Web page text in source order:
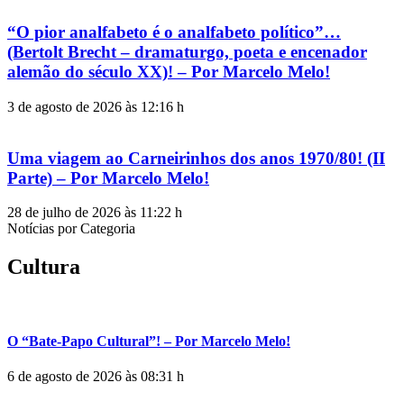
“O pior analfabeto é o analfabeto político”…
(Bertolt Brecht – dramaturgo, poeta e encenador
alemão do século XX)! – Por Marcelo Melo!
3 de agosto de 2026 às 12:16 h
Uma viagem ao Carneirinhos dos anos 1970/80! (II
Parte) – Por Marcelo Melo!
28 de julho de 2026 às 11:22 h
Notícias por Categoria
Cultura
O “Bate-Papo Cultural”! – Por Marcelo Melo!
6 de agosto de 2026 às 08:31 h